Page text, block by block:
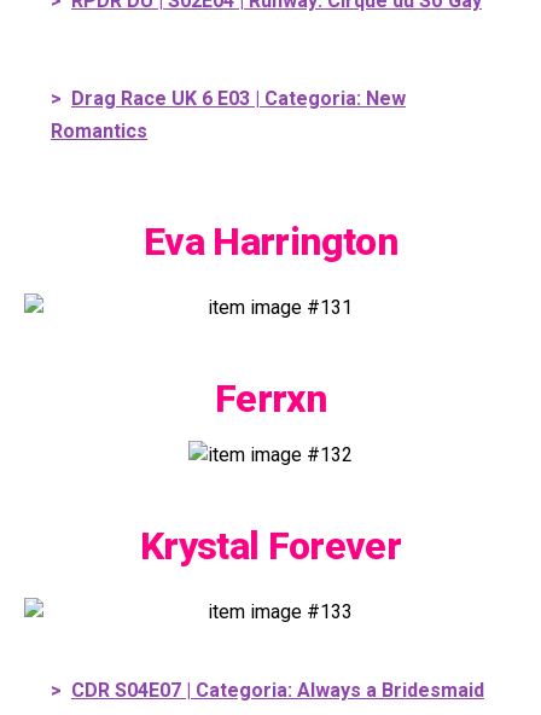
> Drag Race UK 6 E03 | Categoria: New
Romantics
Eva Harrington
Ferrxn
Krystal Forever
> CDR S04E07 | Categoria: Always a Bridesmaid